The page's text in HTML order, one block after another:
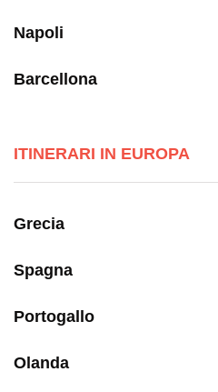
Napoli
Barcellona
ITINERARI IN EUROPA
Grecia
Spagna
Portogallo
Olanda